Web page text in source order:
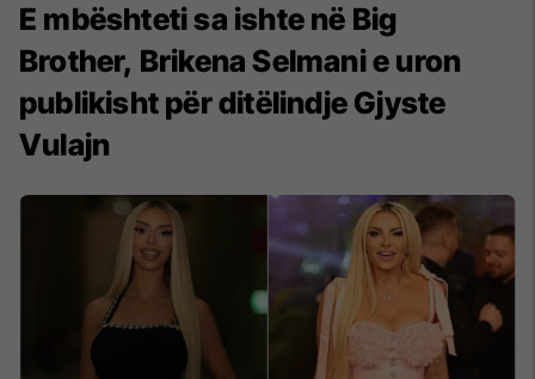
E mbështeti sa ishte në Big
Brother, Brikena Selmani e uron
publikisht për ditëlindje Gjyste
Vulajn